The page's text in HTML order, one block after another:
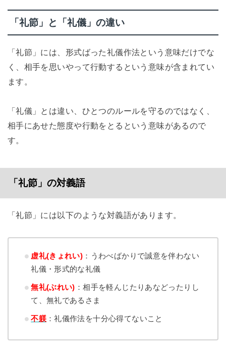
「礼節」と「礼儀」の違い
「礼節」には、形式ばった礼儀作法という意味だけでな
く、相手を思いやって行動するという意味が含まれてい
ます。
「礼儀」とは違い、ひとつのルールを守るのではなく、
相手にあせた態度や行動をとるという意味があるので
す。
「礼節」の対義語
「礼節」には以下のような対義語があります。
虚礼(きょれい) ：うわべばかりで誠意を伴わない
礼儀・形式的な礼儀
無礼(ぶれい) ：相手を軽んじたりあなどったりし
て、無礼であるさま
不躾：礼儀作法を十分心得てないこと